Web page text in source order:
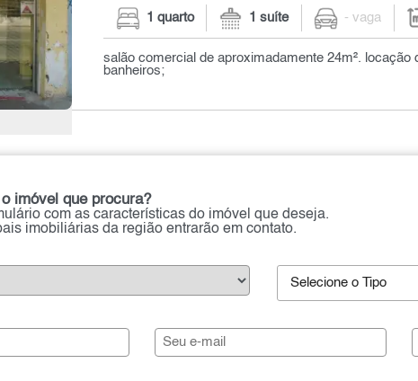
1 quarto 1 suíte - vaga
salão comercial de aproximadamente 24m². locação
banheiros;
imóvel que procura?
com as características do imóvel que deseja.
imobiliárias da região entrarão em contato.
Selecione o Tipo